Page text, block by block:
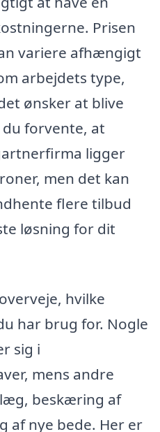
Prisen
variere afhængigt
arbejdets type,
ønsker at blive
forvente, at
ligger
men det kan
flere tilbud
løsning for dit
hvilke
har brug for. Nogle
sig i
mens andre
beskæring af
af nye bede. Her er